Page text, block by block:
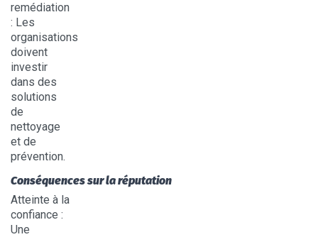
remédiation
: Les
organisations
doivent
investir
dans des
solutions
de
nettoyage
et de
prévention.
Conséquences sur la réputation
Atteinte à la
confiance :
Une